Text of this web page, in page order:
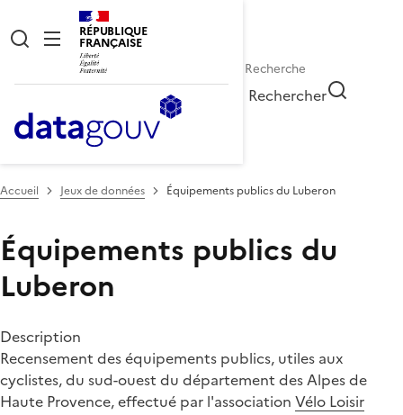
RÉPUBLIQUE
FRANÇAISE
Rechercher
Accueil Jeux de données Équipements publics du Luberon
Équipements publics du
Luberon
Description
Recensement des équipements publics, utiles aux
cyclistes, du sud-ouest du département des Alpes de
Haute Provence, effectué par l'association Vélo Loisir